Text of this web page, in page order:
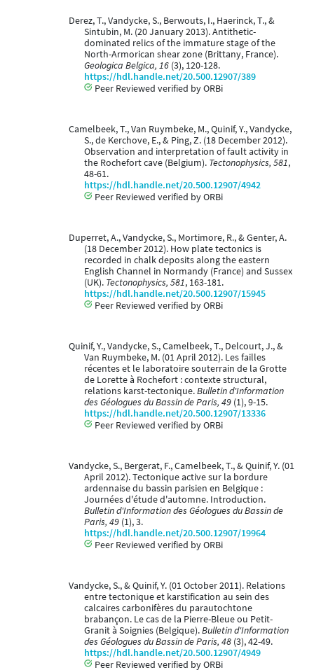
Derez, T., Vandycke, S., Berwouts, I., Haerinck, T., &
Sintubin, M. (20 January 2013). Antithetic-
dominated relics of the immature stage of the
North-Armorican shear zone (Brittany, France).
Geologica Belgica, 16 (3), 120-128.
https://hdl.handle.net/20.500.12907/389
Peer Reviewed verified by ORBi
Camelbeek, T., Van Ruymbeke, M., Quinif, Y., Vandycke,
S., de Kerchove, E., & Ping, Z. (18 December 2012).
Observation and interpretation of fault activity in
the Rochefort cave (Belgium). Tectonophysics, 581,
48-61.
https://hdl.handle.net/20.500.12907/4942
Peer Reviewed verified by ORBi
Duperret, A., Vandycke, S., Mortimore, R., & Genter, A.
(18 December 2012). How plate tectonics is
recorded in chalk deposits along the eastern
English Channel in Normandy (France) and Sussex
(UK). Tectonophysics, 581, 163-181.
https://hdl.handle.net/20.500.12907/15945
Peer Reviewed verified by ORBi
Quinif, Y., Vandycke, S., Camelbeek, T., Delcourt, J., &
Van Ruymbeke, M. (01 April 2012). Les failles
récentes et le laboratoire souterrain de la Grotte
de Lorette à Rochefort : contexte structural,
relations karst-tectonique.Bulletin d'Information
des Géologues du Bassin de Paris, 49 (1), 9-15.
https://hdl.handle.net/20.500.12907/13336
Peer Reviewed verified by ORBi
Vandycke, S., Bergerat, F., Camelbeek, T., & Quinif, Y. (01
April 2012). Tectonique active sur la bordure
ardennaise du bassin parisien en Belgique :
Journées d'étude d'automne. Introduction.
Bulletin d'Information des Géologues du Bassin de
Paris, 49 (1), 3.
https://hdl.handle.net/20.500.12907/19964
Peer Reviewed verified by ORBi
Vandycke, S., & Quinif, Y. (01 October 2011). Relations
entre tectonique et karstification au sein des
calcaires carbonifères du parautochtone
brabançon. Le cas de la Pierre-Bleue ou Petit-
Granit à Soignies (Belgique).Bulletin d'Information
des Géologues du Bassin de Paris, 48 (3), 42-49.
https://hdl.handle.net/20.500.12907/4949
Peer Reviewed verified by ORBi